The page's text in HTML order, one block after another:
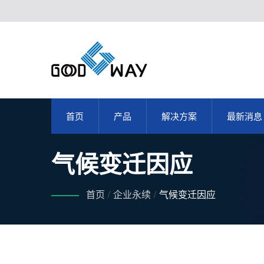
首页 产品 解决方案 最新消息
气候变迁因应
首页 /企业永续 /气候变迁因应